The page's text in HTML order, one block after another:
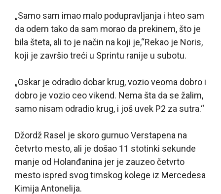
„Samo sam imao malo podupravljanja i hteo sam
da odem tako da sam morao da prekinem, što je
bila šteta, ali to je način na koji je,“Rekao je Noris,
koji je završio treći u Sprintu ranije u subotu.
„Oskar je odradio dobar krug, vozio veoma dobro i
dobro je vozio ceo vikend. Nema šta da se žalim,
samo nisam odradio krug, i još uvek P2 za sutra.“
Džordž Rasel je skoro gurnuo Verstapena na
četvrto mesto, ali je došao 11 stotinki sekunde
manje od Holanđanina jer je zauzeo četvrto
mesto ispred svog timskog kolege iz Mercedesa
Kimija Antonelija.